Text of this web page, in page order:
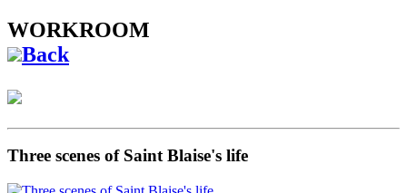
WORKROOM
Back
Three scenes of Saint Blaise's life